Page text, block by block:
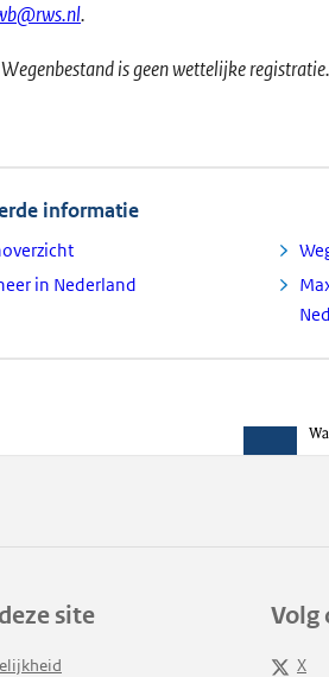
.
is geen wettelijke
informatie
in Nederland
site Volg
X